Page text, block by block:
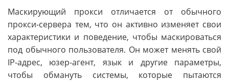
Маскирующий прокси отличается от обычного
прокси-сервера тем, что он активно изменяет свои
характеристики и поведение, чтобы маскироваться
под обычного пользователя. Он может менять свой
IP-адрес, юзер-агент, язык и другие параметры,
чтобы обмануть системы, которые пытаются